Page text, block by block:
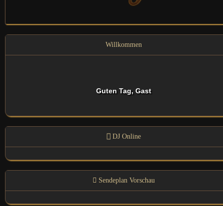
Willkommen
Guten Tag, Gast
DJ Online
Sendeplan Vorschau